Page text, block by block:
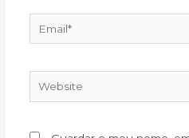
Website